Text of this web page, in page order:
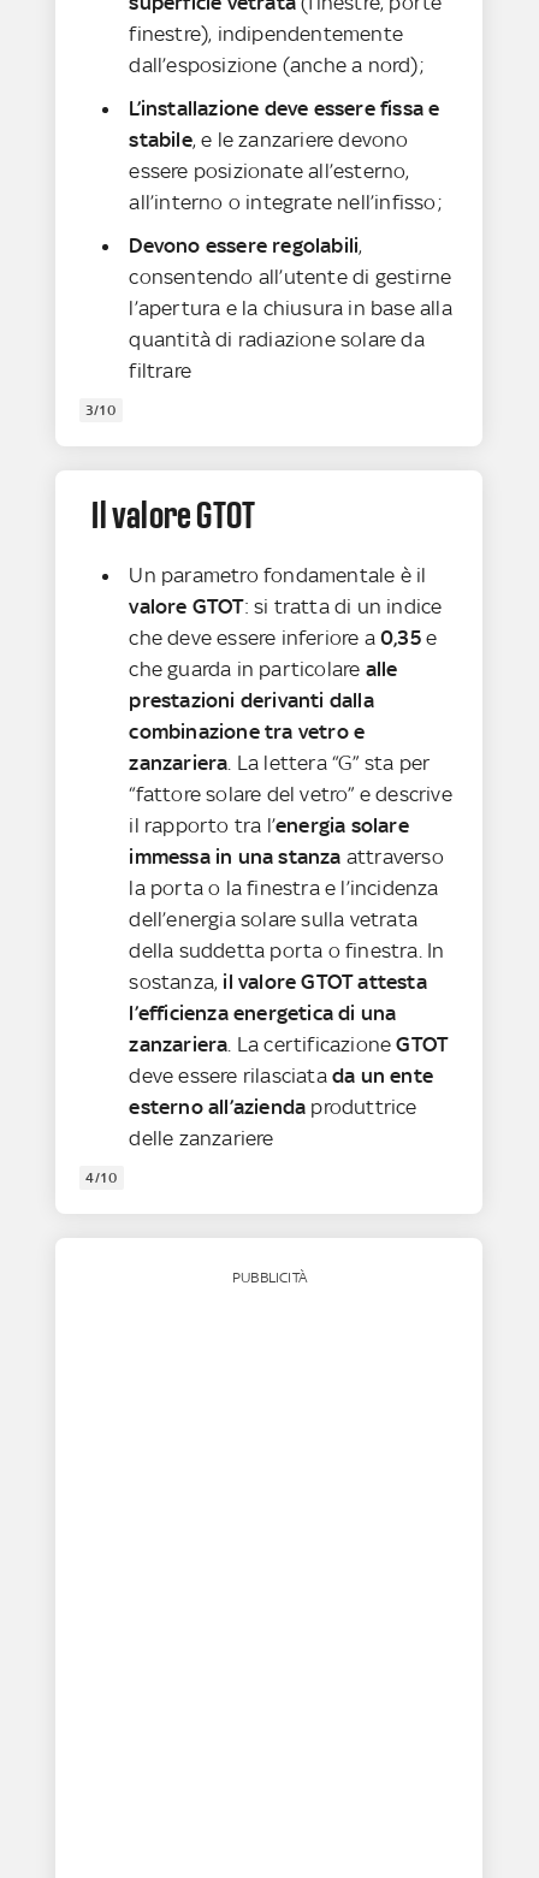
finestre), indipendentemente
dall’esposizione (anche a nord);
L’installazione deve essere fissa e
stabile, e le zanzariere devono
essere posizionate all’esterno,
all’interno o integrate nell’infisso;
Devono essere regolabili,
consentendo all’utente di gestirne
l’apertura e la chiusura in base alla
quantità di radiazione solare da
filtrare
3/10
Il valore GTOT
Un parametro fondamentale è il
valore GTOT: si tratta di un indice
che deve essere inferiore a0,35e
che guarda in particolare alle
prestazioni derivanti dalla
combinazione tra vetro e
zanzariera . La lettera “G” sta per
“fattore solare del vetro” e descrive
il rapporto tra l’energia solare
immessa in una stanza attraverso
la porta o la finestra e l’incidenza
dell’energia solare sulla vetrata
della suddetta porta o finestra. In
sostanza, il valore GTOT attesta
l’efficienza energetica di una
zanzariera . La certificazioneGTOT
deve essere rilasciatada un ente
esterno all’azienda produttrice
delle zanzariere
4/10
PUBBLICITÀ